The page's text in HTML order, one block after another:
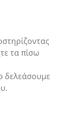
τα πίσω
δελεάσουμε